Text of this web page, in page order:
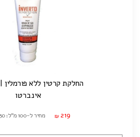
החלקת קרטין ללא פורמלין | 120 מ"ל
אינברטו
₪ 219 מחיר ל-100 מ"ל: ₪182.50